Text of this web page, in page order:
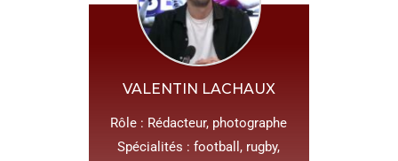
VALENTIN LACHAUX
Rôle : Rédacteur, photographe
Spécialités : football, rugby,